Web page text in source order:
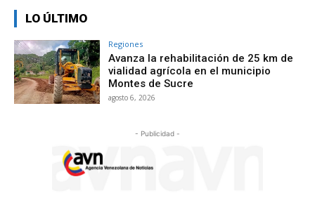
LO ÚLTIMO
Regiones
Avanza la rehabilitación de 25 km de
vialidad agrícola en el municipio
Montes de Sucre
agosto 6, 2026
- Publicidad -